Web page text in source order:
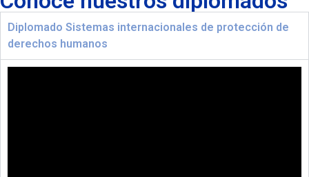
Diplomado Sistemas internacionales de protección de
derechos humanos